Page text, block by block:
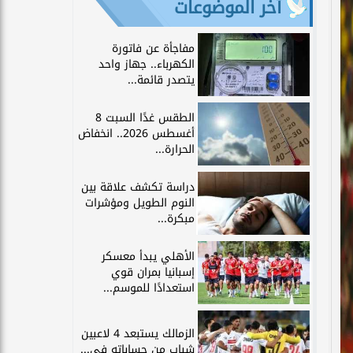
آخر الموضوعات
مفاجأة عن فاتورة
الكهرباء.. جهاز واحد
يتصدر قائمة...
الطقس غدًا السبت 8
أغسطس 2026.. انخفاض
الحرارة...
دراسة تكشف علاقة بين
النوم الطويل ومؤشرات
مبكرة...
الأهلي يبدأ معسكر
إسبانيا بمران قوي
استعدادًا للموسم...
الزمالك يستبعد 4 لاعبين